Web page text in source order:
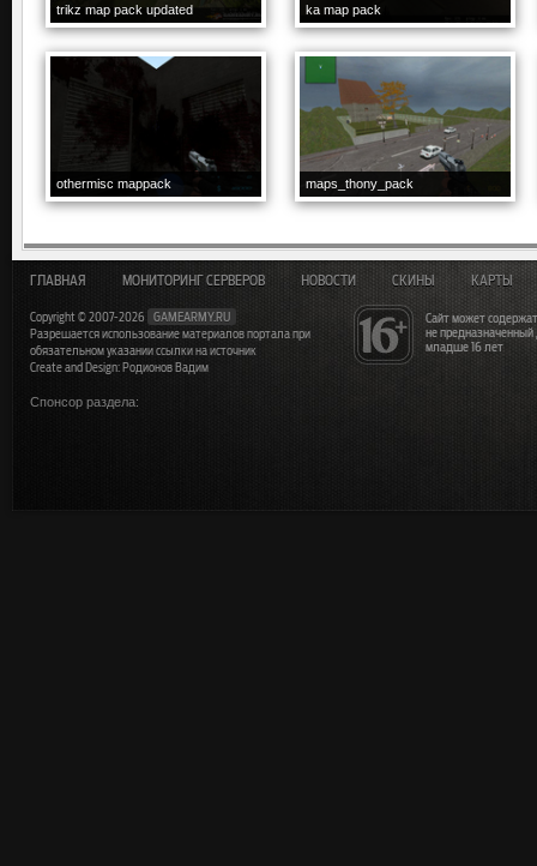
trikz map pack updated ka map pack
othermisc mappack maps_thony_pack
Сайт может
не
младше 16 лет
ГЛАВНАЯ МОНИТОРИНГ СЕРВЕРОВ НОВОСТИ СКИНЫ КАРТЫ
Copyright © 2007-2026
GAMEARMY.RU
Разрешается использование материалов портала при
обязательном указании ссылки на источник
Create and Design: Родионов Вадим
Спонсор раздела: